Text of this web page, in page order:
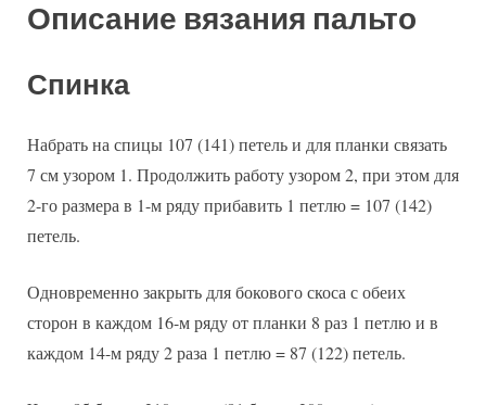
Описание вязания пальто
Спинка
Набрать на спицы 107 (141) петель и для планки связать
7 см узором 1. Продолжить работу узором 2, при этом для
2-го размера в 1-м ряду прибавить 1 петлю = 107 (142)
петель.
Одновременно закрыть для бокового скоса с обеих
сторон в каждом 16-м ряду от планки 8 раз 1 петлю и в
каждом 14-м ряду 2 раза 1 петлю = 87 (122) петель.